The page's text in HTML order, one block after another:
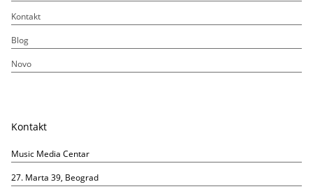
Kontakt
Blog
Novo
Kontakt
Music Media Centar
27. Marta 39, Beograd